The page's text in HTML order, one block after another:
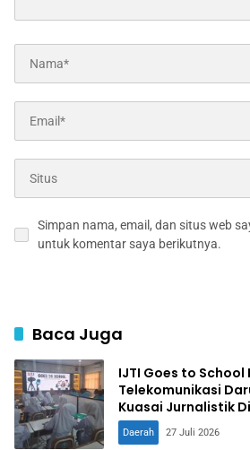
Simpan nama, email, dan situs web
untuk komentar saya berikutnya.
Baca Juga
IJTI Goes to School
Telekomunikasi
Kuasai Jurnalistik
Daerah 27 Juli 2026